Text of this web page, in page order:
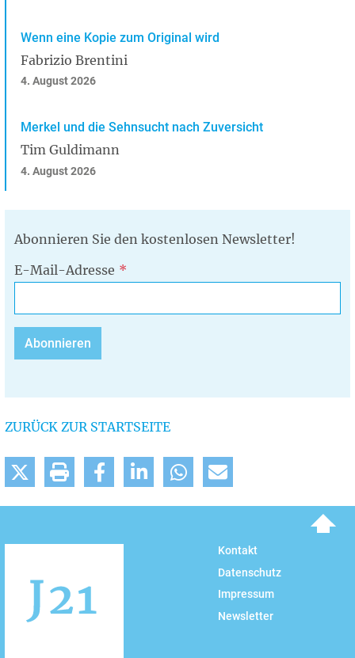
Wenn eine Kopie zum Original wird
Fabrizio Brentini
4. August 2026
Merkel und die Sehnsucht nach Zuversicht
Tim Guldimann
4. August 2026
Abonnieren Sie den kostenlosen Newsletter!
E-Mail-Adresse
ZURÜCK ZUR STARTSEITE
Kontakt
Datenschutz
Impressum
Newsletter